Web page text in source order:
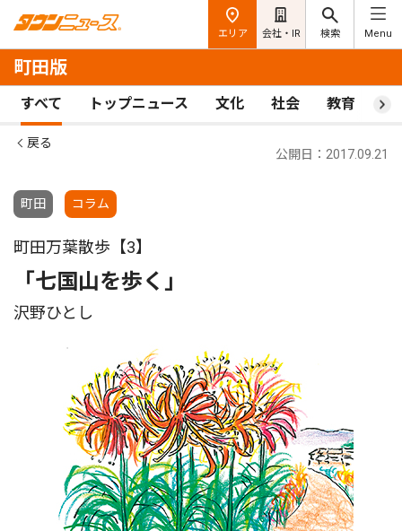
エリア 会社・IR 検索 Menu
町田版
すべて トップニュース 文化 社会 教育 ス
戻る
町田 コラム
公開日：2017.09.21
町田万葉散歩【3】
「七国山を歩く」
沢野ひとし